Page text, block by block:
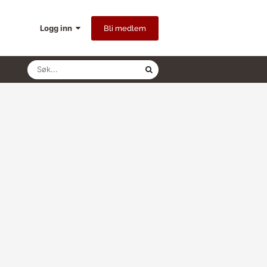
Logg inn Bli medlem